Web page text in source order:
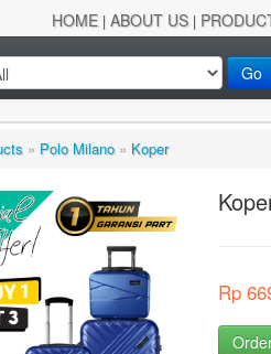
HOME | ABOUT US|
Go
» Polo Milano» Koper
Rp